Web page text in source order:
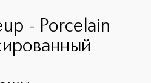
- Porcelain